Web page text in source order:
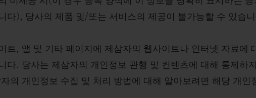
다), 당사의 제품 및/또는 서비스의 제공이 불가능할 수 있습
트, 앱 및 기타 페이지에 제삼자의 웹사이트나 인터넷 자료에
다. 당사는 제삼자의 개인정보 관행 및 컨텐츠에 대해 통제하
의 개인정보 수집 및 처리 방법에 대해 알아보려면 해당 개인